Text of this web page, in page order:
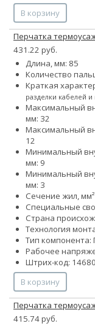
В корзину
Перчатка
431.22 руб.
Длина, мм: 85
Количество
Краткая
разделки кабелей
Максимальный
мм: 32
Максимальный
12
Минимальный
мм: 9
Минимальный
мм: 3
Сечение жил,
Специальные
Страна
Технология
Тип
Рабочее
Штрих-код:
В корзину
Перчатка
415.74 руб.